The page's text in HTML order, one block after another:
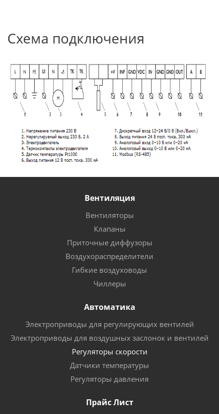
Схема подключения
Вентиляция
Вентиляторы
Клапаны
Приточные диффузоры
Воздухораспределители
Гибкие воздуховоды
Чиллеры
Автоматика
Электроприводы для регулирующих вентилей
Электроприводы для воздушных заслонок и вентилей
Регуляторы скорости
Датчики температуры
Регуляторы давления
Прайс Лист